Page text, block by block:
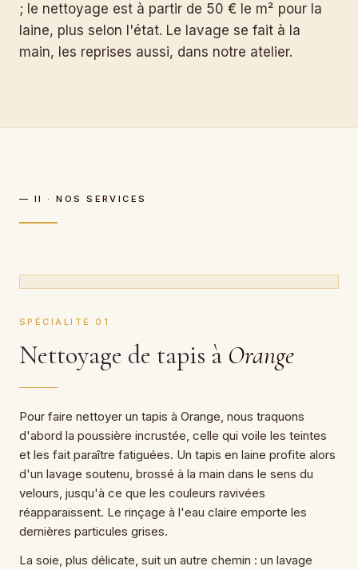
; le nettoyage est à partir de 50 € le m² pour la
laine, plus selon l'état. Le lavage se fait à la
main, les reprises aussi, dans notre atelier.
— II · NOS SERVICES
SPÉCIALITÉ 01
Nettoyage de tapis à Orange
Pour faire nettoyer un tapis à Orange, nous traquons
d'abord la poussière incrustée, celle qui voile les teintes
et les fait paraître fatiguées. Un tapis en laine profite alors
d'un lavage soutenu, brossé à la main dans le sens du
velours, jusqu'à ce que les couleurs ravivées
réapparaissent. Le rinçage à l'eau claire emporte les
dernières particules grises.
La soie, plus délicate, suit un autre chemin : un lavage